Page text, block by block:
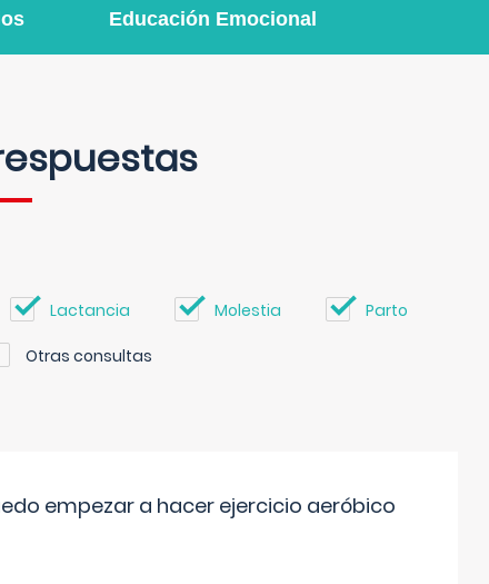
Educación Emocional
Lactancia Molestia Parto
Otras consultas
empezar a hacer ejercicio aeróbico